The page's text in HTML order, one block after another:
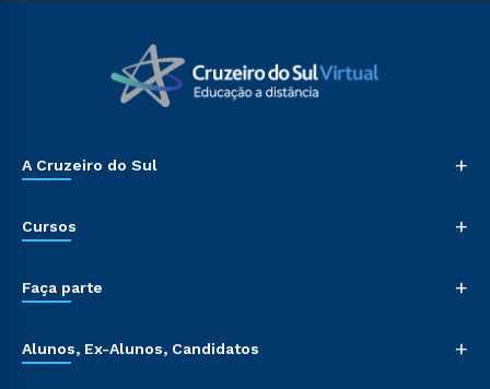
A Cruzeiro do Sul +
Cursos +
Faça parte +
Alunos, Ex-Alunos, Candidatos +